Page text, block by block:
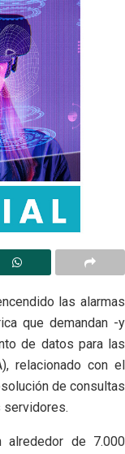
las alarmas
que demandan -y
de datos para las
relacionado con el
de consultas
de 7.000